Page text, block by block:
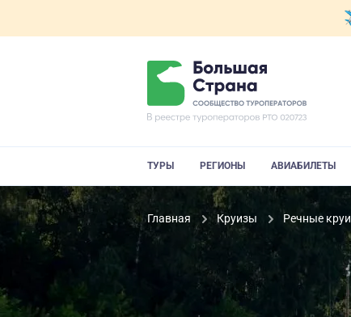
ТУРЫ РЕГИОНЫ АВИАБИЛЕТЫ
Главная Круизы Речные